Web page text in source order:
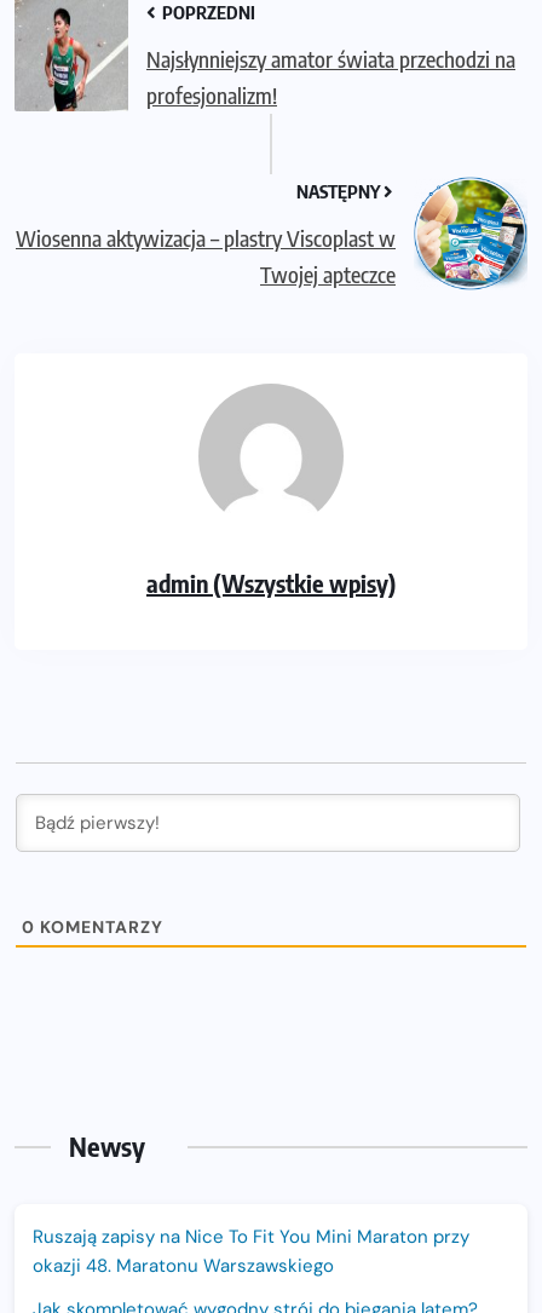
POPRZEDNI
Najsłynniejszy amator świata przechodzi na
profesjonalizm!
NASTĘPNY
Wiosenna aktywizacja – plastry Viscoplast w
Twojej apteczce
admin (Wszystkie wpisy)
0 KOMENTARZY
Newsy
Ruszają zapisy na Nice To Fit You Mini Maraton przy
okazji 48. Maratonu Warszawskiego